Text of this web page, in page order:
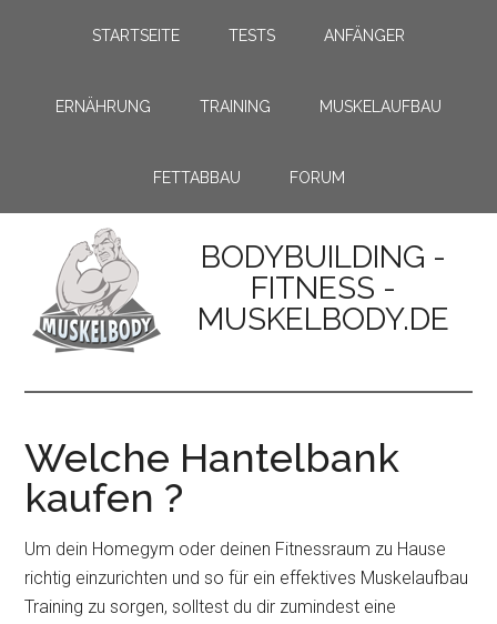
STARTSEITE TESTS ANFÄNGER
ERNÄHRUNG TRAINING MUSKELAUFBAU
FETTABBAU FORUM
BODYBUILDING -
FITNESS -
MUSKELBODY.DE
Welche Hantelbank
kaufen ?
Um dein Homegym oder deinen Fitnessraum zu Hause
richtig einzurichten und so für ein effektives Muskelaufbau
Training zu sorgen, solltest du dir zumindest eine